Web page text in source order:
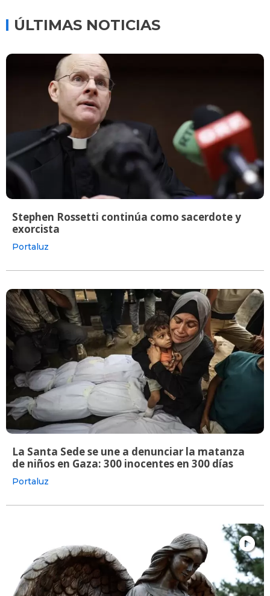
ÚLTIMAS NOTICIAS
Stephen Rossetti continúa como sacerdote y
exorcista
Portaluz
La Santa Sede se une a denunciar la matanza
de niños en Gaza: 300 inocentes en 300 días
Portaluz